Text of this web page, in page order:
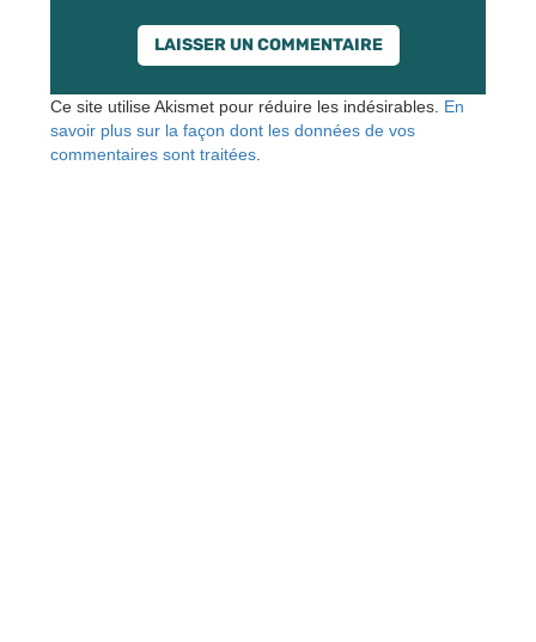
Ce site utilise Akismet pour réduire les indésirables. En
savoir plus sur la façon dont les données de vos
commentaires sont traitées.